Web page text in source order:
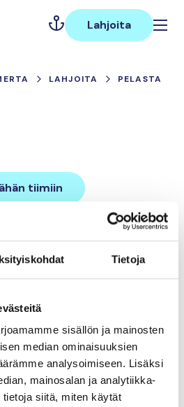
Tietoja
sisällön ja mainosten
median ominaisuuksien
analysoimiseen. Lisäksi
mainosalan ja analytiikka-
siitä, miten käytät
Lahjoita
LAHJOITA
PELASTA
tiimiin
yhteensä: